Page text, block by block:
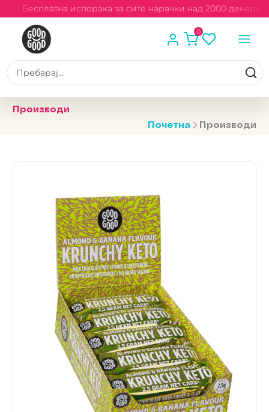
Бесплатна испорака за сите нарачки над 2000 денари
0
Производи
Почетна
Производи